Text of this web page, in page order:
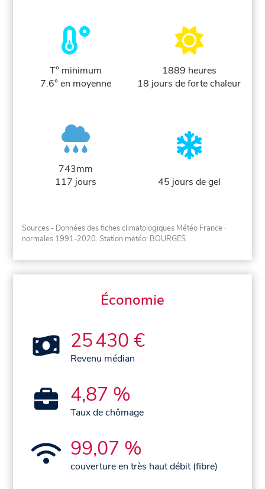
T° minimum
7.6° en moyenne
1889 heures
18 jours de forte chaleur
743mm
117 jours
45 jours de gel
Sources - Données des fiches climatologiques Météo France ·
normales 1991-2020. Station météo: BOURGES.
Économie
25 430 €
Revenu médian
4,87 %
Taux de chômage
99,07 %
couverture en très haut débit (fibre)